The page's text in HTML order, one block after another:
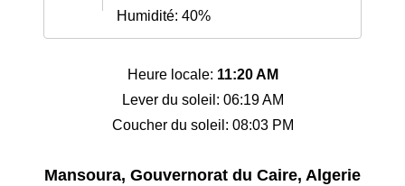
Humidité: 40%
Heure locale: 11:20 AM
Lever du soleil: 06:19 AM
Coucher du soleil: 08:03 PM
Mansoura, Gouvernorat du Caire, Algerie